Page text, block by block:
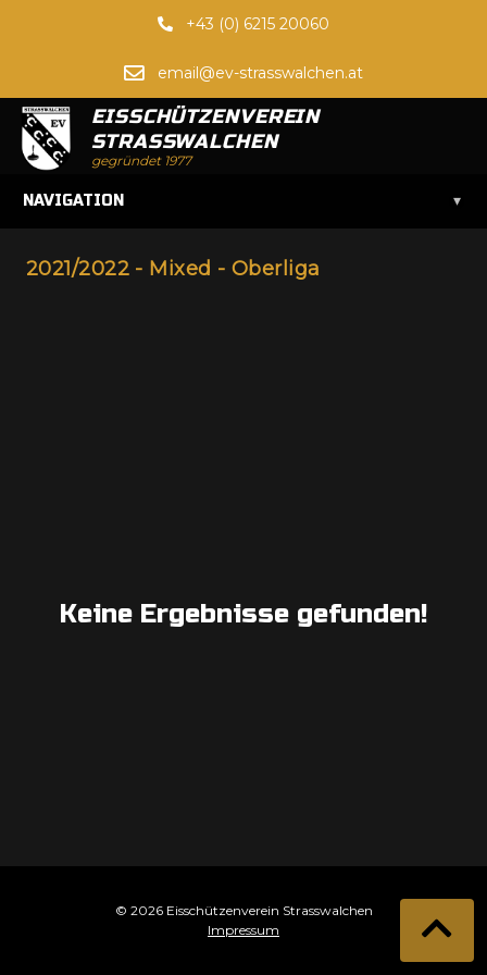
+43 (0) 6215 20060
email@ev-strasswalchen.at
EISSCHÜTZENVEREIN
STRASSWALCHEN
gegründet 1977
NAVIGATION ▾
2021/2022 - Mixed - Oberliga
Keine Ergebnisse gefunden!
© 2026 Eisschützenverein Strasswalchen
Impressum